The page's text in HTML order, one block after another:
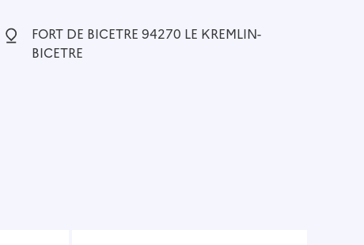
Localisation :
FORT DE BICETRE 94270 LE KREMLIN-
BICETRE